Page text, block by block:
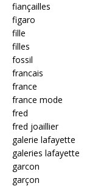
fiançailles
figaro
fille
filles
fossil
francais
france
france mode
fred
fred joaillier
galerie lafayette
galeries lafayette
garcon
garçon